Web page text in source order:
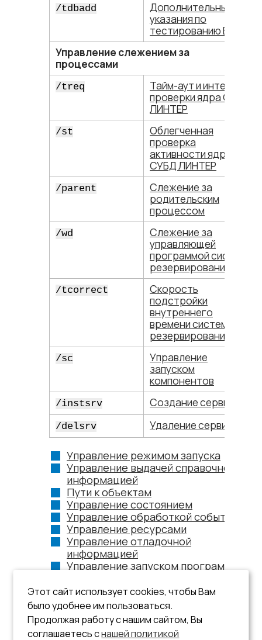
/tdbadd
Дополнительные
указания по
тестированию БД
Управление слежением за
процессами
/treq
Тайм-аут и интервал
проверки ядра СУБД
ЛИНТЕР
/st
Облегченная
проверка
активности ядра
СУБД ЛИНТЕР
/parent
Слежение за
родительским
процессом
/wd
Слежение за
управляющей
программой системы
резервирования
/tcorrect
Скорость
подстройки
внутреннего
времени системы
резервирования
/sc
Управление
запуском
компонентов
/instsrv Создание сервиса
/delsrv Удаление сервиса
Управление режимом запуска
Управление выдачей справочной
информацией
Пути к объектам
Управление состоянием
Управление обработкой событий
Управление ресурсами
Управление отладочной
информацией
Управление запуском программ
Сетевые настройки
Управление тестированием
Управление слежением за
процессами
Этот сайт использует cookies, чтобы Вам
было удобнее им пользоваться.
Продолжая работу с нашим сайтом, Вы
соглашаетесь снашей политикой